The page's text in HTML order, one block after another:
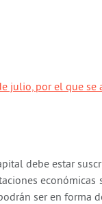
julio, por el que
debe estar
ser en forma